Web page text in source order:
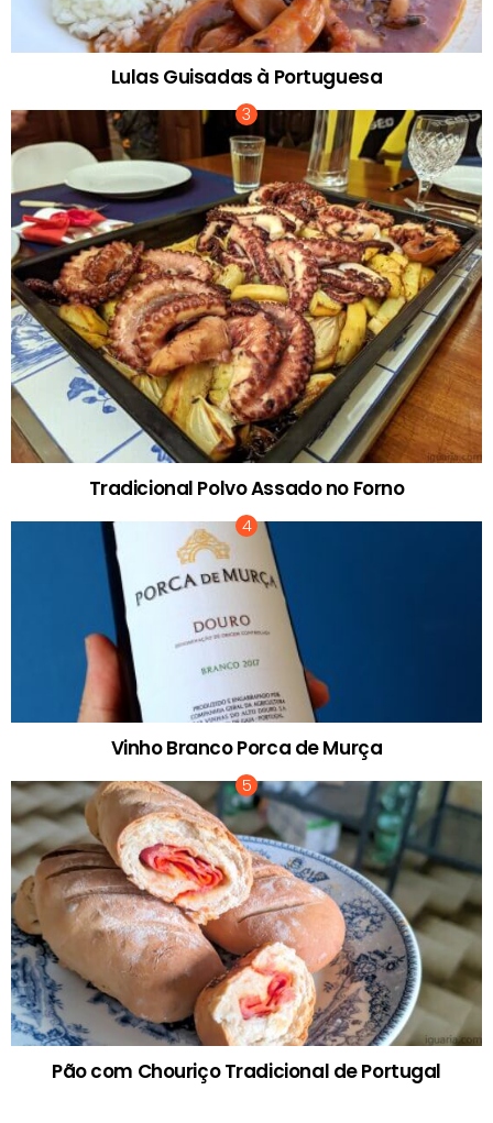
Lulas Guisadas à Portuguesa
Tradicional Polvo Assado no Forno
Vinho Branco Porca de Murça
Pão com Chouriço Tradicional de Portugal